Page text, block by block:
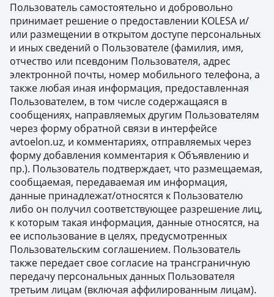
Пользователь самостоятельно и добровольно
принимает решение о предоставлении KOLESA и/
или размещении в открытом доступе персональных
и иных сведений о Пользователе (фамилия, имя,
отчество или псевдоним Пользователя, адрес
электронной почты, номер мобильного телефона, а
также любая иная информация, предоставленная
Пользователем, в том числе содержащаяся в
сообщениях, направляемых другим Пользователям
через форму обратной связи в интерфейсе
avtoelon.uz, и комментариях, отправляемых через
форму добавления комментария к Объявлению и
пр.). Пользователь подтверждает, что размещаемая,
сообщаемая, передаваемая им информация,
данные принадлежат/относятся к Пользователю
либо он получил соответствующее разрешение лиц,
к которым такая информация, данные относятся, на
ее использование в целях, предусмотренных
Пользовательским соглашением. Пользователь
также передает свое согласие на трансграничную
передачу персональных данных Пользователя
третьим лицам (включая аффилированным лицам).